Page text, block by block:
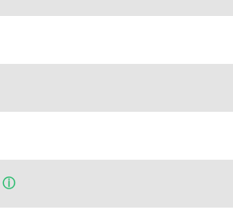
ⓘ